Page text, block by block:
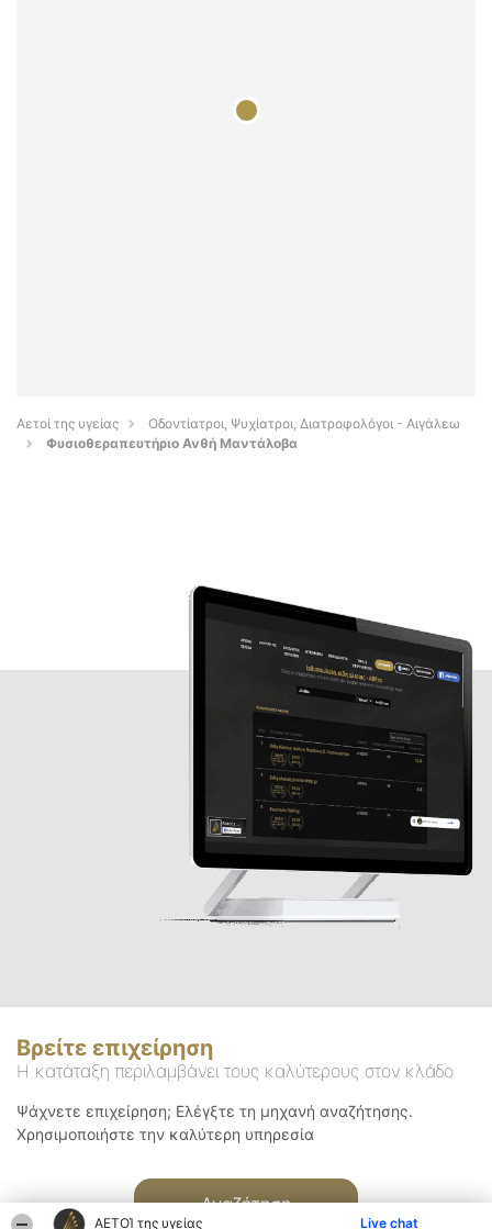
ΑΕΤΟΊ της υγείας Live chat
Αετοί της υγείας
Οδοντίατροι, Ψυχίατροι, Διατροφολόγοι - Αιγάλεω
Φυσιοθεραπευτήριο Ανθή Μαντάλοβα
Βρείτε επιχείρηση
Η κατάταξη περιλαμβάνει τους καλύτερους στον κλάδο
Ψάχνετε επιχείρηση; Ελέγξτε τη μηχανή αναζήτησης.
Χρησιμοποιήστε την καλύτερη υπηρεσία
Αναζήτηση